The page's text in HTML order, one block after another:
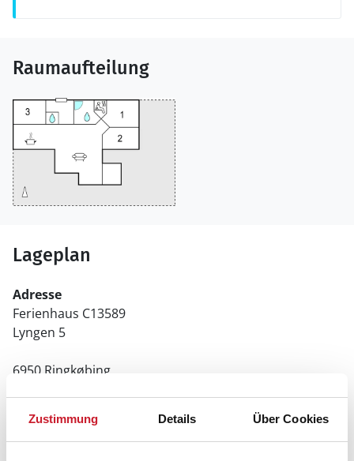
Zustimmung Details Über Cookies
Raumaufteilung
Lageplan
Adresse
Ferienhaus C13589
Lyngen 5
6950 Ringkøbing